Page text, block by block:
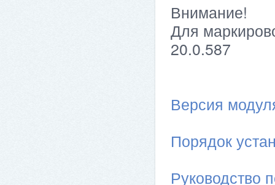
Внимание!
Для
20.0.587
Версия
Порядок
Руководство